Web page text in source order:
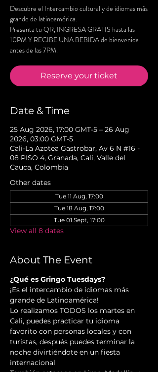
Descubre el Intercambio cultural y de idiomas más
grande de latinoamérica.
Presenta tu QR, INGRESA GRATIS hasta las
10PM Y RECIBE UNA BEBIDA de bienvenida
antes de las 7PM.
Reserve your ticket
Date & Time
25 Aug 2026, 17:00 GMT-5 – 26 Aug
2026, 03:00 GMT-5
Cali-La Azotea Gastrobar, Av 6 N #16 -
08 PISO 4, Granada, Cali, Valle del
Cauca, Colombia
Other dates
Tue 11 Aug, 17:00
Tue 18 Aug, 17:00
Tue 01 Sept, 17:00
View all 8 dates
About The Event
¿Qué es Gringo Tuesdays?
¡Es el intercambio de idiomas más
grande de Latinoamérica!
Lo realizamos TODOS los martes en
Cali, puedes practicar tu idioma
favorito con personas locales y con
turistas, después puedes terminar la
noche divirtiéndote en un fiesta
internacional